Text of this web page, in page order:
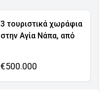
3 τουριστικά χωράφια
στην Αγία Νάπα, από
€500.000